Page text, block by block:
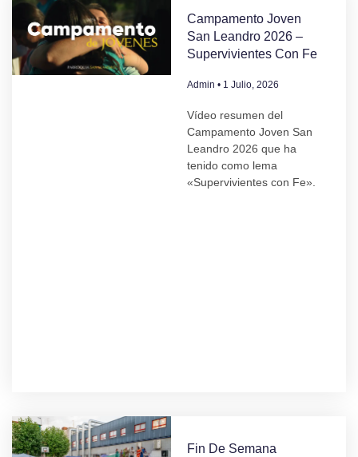
Campamento Joven
San Leandro 2026 –
Supervivientes Con Fe
Admin 1 Julio, 2026
Vídeo resumen del
Campamento Joven San
Leandro 2026 que ha
tenido como lema
«Supervivientes con Fe».
Fin De Semana